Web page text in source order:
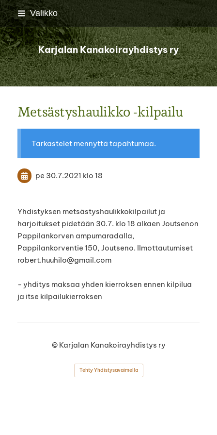
Siirry
sivun
sisältöön
Valikko
Karjalan Kanakoirayhdistys ry
Metsästyshaulikko -kilpailu
Tarkastelet mennyttä tapahtumaa.
pe 30.7.2021 klo 18
Yhdistyksen metsästyshaulikkokilpailut ja
harjoitukset pidetään 30.7. klo 18 alkaen Joutsenon
Pappilankorven ampumaradalla,
Pappilankorventie 150, Joutseno. Ilmottautumiset
robert.huuhilo@gmail.com
- yhditys maksaa yhden kierroksen ennen kilpilua
ja itse kilpailukierroksen
© Karjalan Kanakoirayhdistys ry
Tehty Yhdistysavaimella